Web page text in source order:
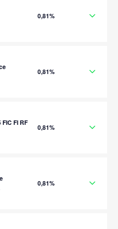
0,81%
0,81%
FI RF
0,81%
0,81%